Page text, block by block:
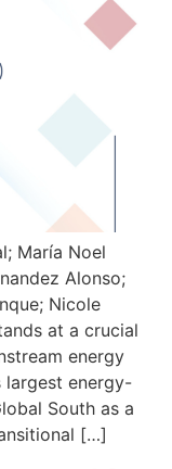
María Noel
Alonso;
Nicole
at a crucial
energy
largest energy-
South as a
[…]